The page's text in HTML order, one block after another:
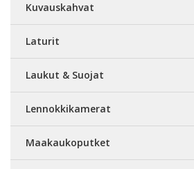
Kuvauskahvat
Laturit
Laukut & Suojat
Lennokkikamerat
Maakaukoputket